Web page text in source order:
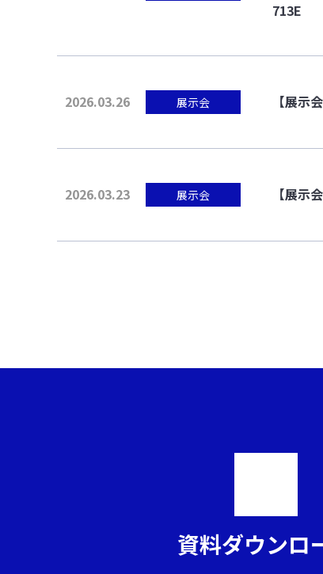
713E
2026.03.26 展示会 【展
2026.03.23 展示会 【展
資料ダウンロ